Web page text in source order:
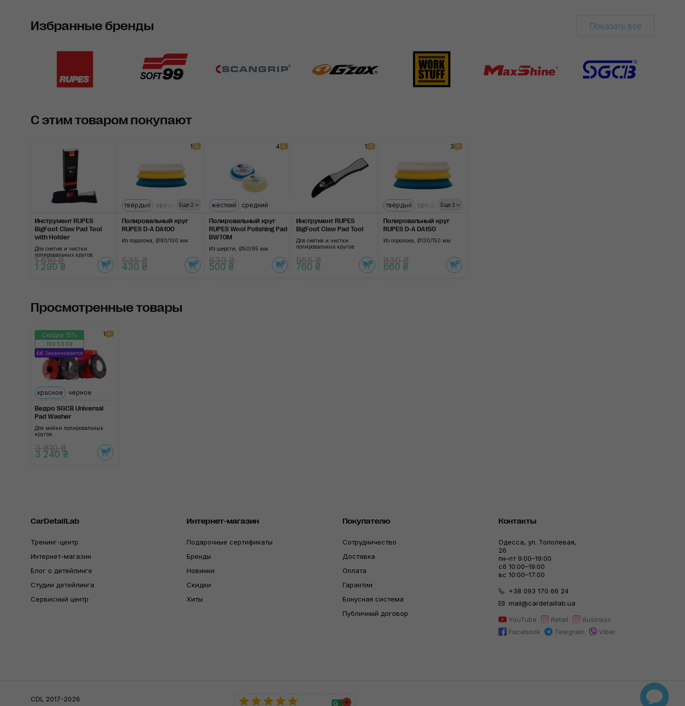
Избранные бренды Показать все
С этим товаром покупают
Инструмент RUPES
BigFoot Claw Pad Tool
with Holder
Для снятия и чистки
полировальных кругов
1 610 ₴
1 290 ₴
1
Еще 2
твёрдый средний мягкий ультрамягкий
Полировальный круг
RUPES D-A DA100
Из поролона, Ø80/100 мм
535 ₴
430 ₴
4
жёсткий средний
Полировальный круг
RUPES Wool Polishing Pad
BW70M
Из шерсти, Ø50/65 мм
630 ₴
500 ₴
1
Инструмент RUPES
BigFoot Claw Pad Tool
Для снятия и чистки
полировальных кругов
955 ₴
760 ₴
3
Еще 2
твёрдый средний мягкий
Полировальный круг
RUPES D-A DA150
Из поролона, Ø130/150 мм
830 ₴
660 ₴
Просмотренные товары
Скидка 15%
159:53:59
Заканчивается
1
красное чёрное
Ведро SGCB Universal
Pad Washer
Для мойки полировальных
кругов
3 810 ₴
3 240 ₴
CarDetailLab
Тренинг-центр
Интернет-магазин
Блог о детейлинге
Студии детейлинга
Сервисный центр
Интернет-магазин
Подарочные сертификаты
Бренды
Новинки
Скидки
Хиты
Покупателю
Сотрудничество
Доставка
Оплата
Гарантии
Бонусная система
Публичный договор
Контакты
Одесса, ул. Тополевая,
26
пн–пт 9:00–19:00
сб 10:00–19:00
вс 10:00–17:00
+38 093 170 66 24
mail@cardetaillab.ua
YouTube
Retail
Business
Facebook
Telegram Viber
CDL 2017-2026